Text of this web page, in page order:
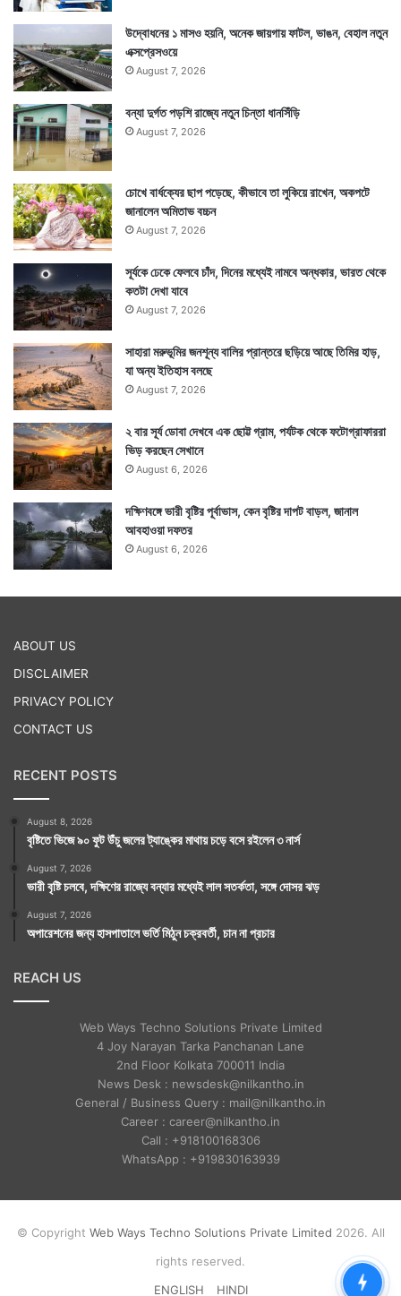
উদ্বোধনের ১ মাসও হয়নি, অনেক জায়গায় ফাটল, ভাঙন, বেহাল নতুন
এক্সপ্রেসওয়ে
August 7, 2026
বন্যা দুর্গত পড়শি রাজ্যে নতুন চিন্তা ধানসিঁড়ি
August 7, 2026
চোখে বার্ধক্যের ছাপ পড়েছে, কীভাবে তা লুকিয়ে রাখেন, অকপটে
জানালেন অমিতাভ বচ্চন
August 7, 2026
সূর্যকে ঢেকে ফেলবে চাঁদ, দিনের মধ্যেই নামবে অন্ধকার, ভারত থেকে
কতটা দেখা যাবে
August 7, 2026
সাহারা মরুভূমির জনশূন্য বালির প্রান্তরে ছড়িয়ে আছে তিমির হাড়,
যা অন্য ইতিহাস বলছে
August 7, 2026
২ বার সূর্য ডোবা দেখবে এক ছোট্ট গ্রাম, পর্যটক থেকে ফটোগ্রাফাররা
ভিড় করছেন সেখানে
August 6, 2026
দক্ষিণবঙ্গে ভারী বৃষ্টির পূর্বাভাস, কেন বৃষ্টির দাপট বাড়ল, জানাল
আবহাওয়া দফতর
August 6, 2026
ABOUT US
DISCLAIMER
PRIVACY POLICY
CONTACT US
RECENT POSTS
August 8, 2026
বৃষ্টিতে ভিজে ৯০ ফুট উঁচু জলের ট্যাঙ্কের মাথায় চড়ে বসে রইলেন ৩ নার্স
August 7, 2026
ভারী বৃষ্টি চলবে, দক্ষিণের রাজ্যে বন্যার মধ্যেই লাল সতর্কতা, সঙ্গে দোসর ঝড়
August 7, 2026
অপারেশনের জন্য হাসপাতালে ভর্তি মিঠুন চক্রবর্তী, চান না প্রচার
REACH US
Web Ways Techno Solutions Private Limited
4 Joy Narayan Tarka Panchanan Lane
2nd Floor Kolkata 700011 India
News Desk : newsdesk@nilkantho.in
General / Business Query : mail@nilkantho.in
Career : career@nilkantho.in
Call : +918100168306
WhatsApp : +919830163939
© Copyright Web Ways Techno Solutions Private Limited 2026. All
rights reserved.
ENGLISH
HINDI